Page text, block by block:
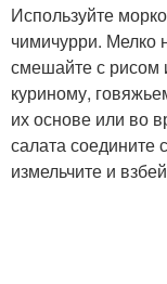
Используйте
чимичурри. Мелко
смешайте с рисом
куриному,
их основе или во
салата соедините
измельчите и